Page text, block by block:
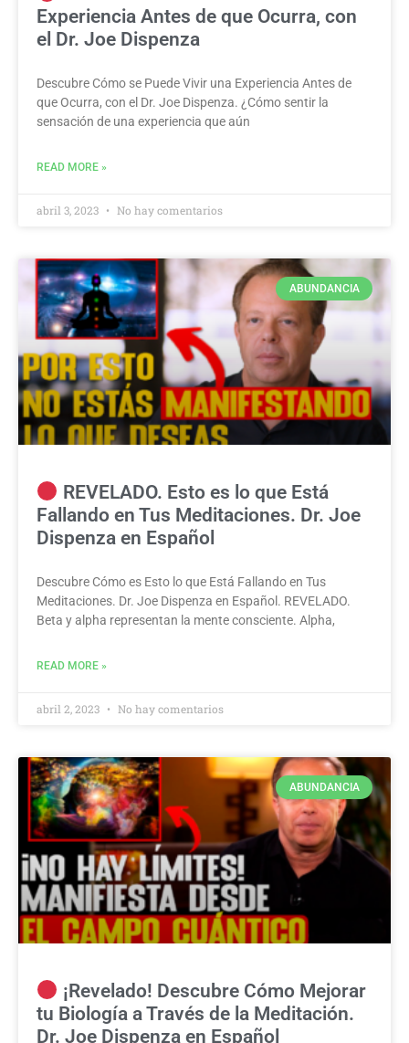
Experiencia Antes de que Ocurra, con
el Dr. Joe Dispenza
Descubre Cómo se Puede Vivir una Experiencia Antes de
que Ocurra, con el Dr. Joe Dispenza. ¿Cómo sentir la
sensación de una experiencia que aún
READ MORE »
abril 3, 2023 No hay comentarios
ABUNDANCIA
REVELADO. Esto es lo que Está
Fallando en Tus Meditaciones. Dr. Joe
Dispenza en Español
Descubre Cómo es Esto lo que Está Fallando en Tus
Meditaciones. Dr. Joe Dispenza en Español. REVELADO.
Beta y alpha representan la mente consciente. Alpha,
READ MORE »
abril 2, 2023 No hay comentarios
ABUNDANCIA
¡Revelado! Descubre Cómo Mejorar
tu Biología a Través de la Meditación.
Dr. Joe Dispenza en Español